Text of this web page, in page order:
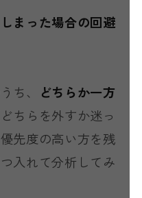
まった場合の回避
ち、
どちらか一方
どちらを外すか迷っ
先度の高い方を残
入れて分析してみ